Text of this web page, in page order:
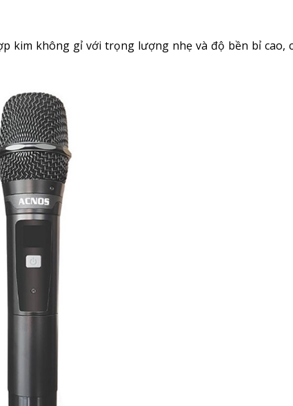
kim không gỉ với trọng lượng nhẹ và độ bền bỉ cao,